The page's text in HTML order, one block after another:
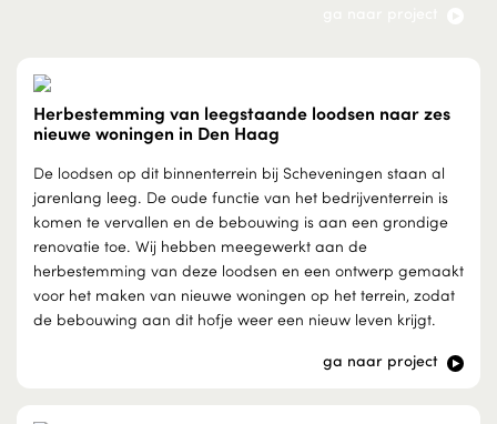
Herbestemming van leegstaande loodsen naar zes
nieuwe woningen in Den Haag
De loodsen op dit binnenterrein bij Scheveningen staan al
jarenlang leeg. De oude functie van het bedrijventerrein is
komen te vervallen en de bebouwing is aan een grondige
renovatie toe. Wij hebben meegewerkt aan de
herbestemming van deze loodsen en een ontwerp gemaakt
voor het maken van nieuwe woningen op het terrein, zodat
de bebouwing aan dit hofje weer een nieuw leven krijgt.
ga naar project